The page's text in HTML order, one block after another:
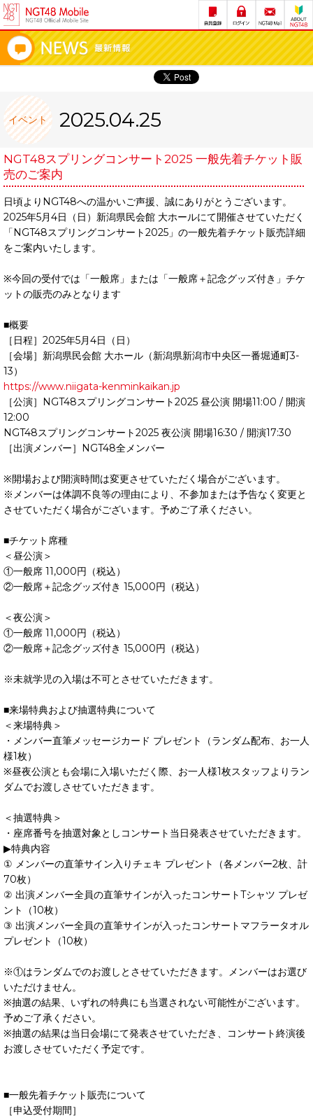
イベント 2025.04.25
NGT48スプリングコンサート2025 一般先着チケット販
売のご案内
日頃よりNGT48への温かいご声援、誠にありがとうございます。
2025年5月4日（日）新潟県民会館 大ホールにて開催させていただく
「NGT48スプリングコンサート2025」の一般先着チケット販売詳細
をご案内いたします。
※今回の受付では「一般席」または「一般席＋記念グッズ付き」チケ
ットの販売のみとなります
■概要
［日程］2025年5月4日（日）
［会場］新潟県民会館 大ホール（新潟県新潟市中央区一番堀通町3-
13）
https://www.niigata-kenminkaikan.jp
［公演］NGT48スプリングコンサート2025 昼公演 開場11:00 / 開演
12:00
NGT48スプリングコンサート2025 夜公演 開場16:30 / 開演17:30
［出演メンバー］NGT48全メンバー
※開場および開演時間は変更させていただく場合がございます。
※メンバーは体調不良等の理由により、不参加または予告なく変更と
させていただく場合がございます。予めご了承ください。
■チケット席種
＜昼公演＞
①一般席 11,000円（税込）
②一般席＋記念グッズ付き 15,000円（税込）
＜夜公演＞
①一般席 11,000円（税込）
②一般席＋記念グッズ付き 15,000円（税込）
※未就学児の入場は不可とさせていただきます。
■来場特典および抽選特典について
＜来場特典＞
・メンバー直筆メッセージカード プレゼント（ランダム配布、お一人
様1枚）
※昼夜公演とも会場に入場いただく際、お一人様1枚スタッフよりラン
ダムでお渡しさせていただきます。
＜抽選特典＞
・座席番号を抽選対象としコンサート当日発表させていただきます。
▶︎特典内容
① メンバーの直筆サイン入りチェキ プレゼント（各メンバー2枚、計
70枚）
② 出演メンバー全員の直筆サインが入ったコンサートTシャツ プレゼ
ント（10枚）
③ 出演メンバー全員の直筆サインが入ったコンサートマフラータオル
プレゼント（10枚）
※①はランダムでのお渡しとさせていただきます。メンバーはお選び
いただけません。
※抽選の結果、いずれの特典にも当選されない可能性がございます。
予めご了承ください。
※抽選の結果は当日会場にて発表させていただき、コンサート終演後
お渡しさせていただく予定です。
■一般先着チケット販売について
［申込受付期間］